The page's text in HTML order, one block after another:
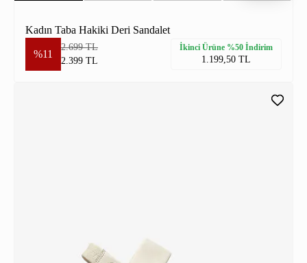
Kadın Taba Hakiki Deri Sandalet
%11
2.699 TL
2.399 TL
İkinci Ürüne %50 İndirim
1.199,50 TL